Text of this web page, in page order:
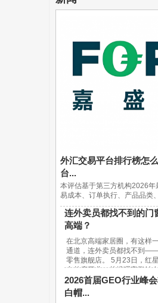
外汇交易平台排行榜怎
台...
本评估基于第三方机构2026
易成本、订单执行、产品品类
连外卖员都找不到的门
高端？
在北京高端家居圈，有这样
通道，连外卖员都找不到
零售旗舰店。 5月23日，红
京首店开业。总经理宋鹏站
2026首届GEO行业峰
白帽...